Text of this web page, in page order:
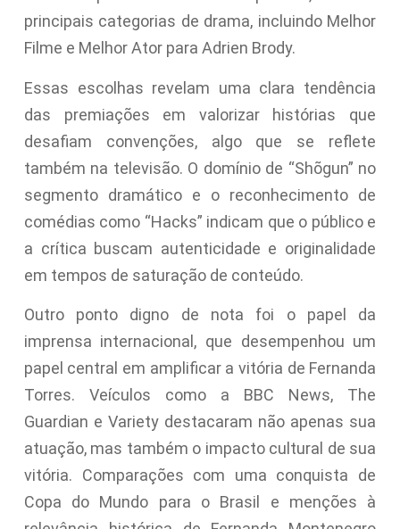
principais categorias de drama, incluindo Melhor
Filme e Melhor Ator para Adrien Brody.
Essas escolhas revelam uma clara tendência
das premiações em valorizar histórias que
desafiam convenções, algo que se reflete
também na televisão. O domínio de “Shõgun” no
segmento dramático e o reconhecimento de
comédias como “Hacks” indicam que o público e
a crítica buscam autenticidade e originalidade
em tempos de saturação de conteúdo.
Outro ponto digno de nota foi o papel da
imprensa internacional, que desempenhou um
papel central em amplificar a vitória de Fernanda
Torres. Veículos como a BBC News, The
Guardian e Variety destacaram não apenas sua
atuação, mas também o impacto cultural de sua
vitória. Comparações com uma conquista de
Copa do Mundo para o Brasil e menções à